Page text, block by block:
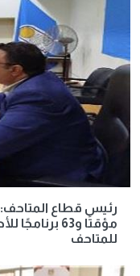
مؤقتًا و63
للمتاحف